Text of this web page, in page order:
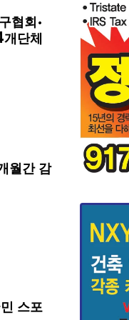
협회·
단체
월간 감
스포